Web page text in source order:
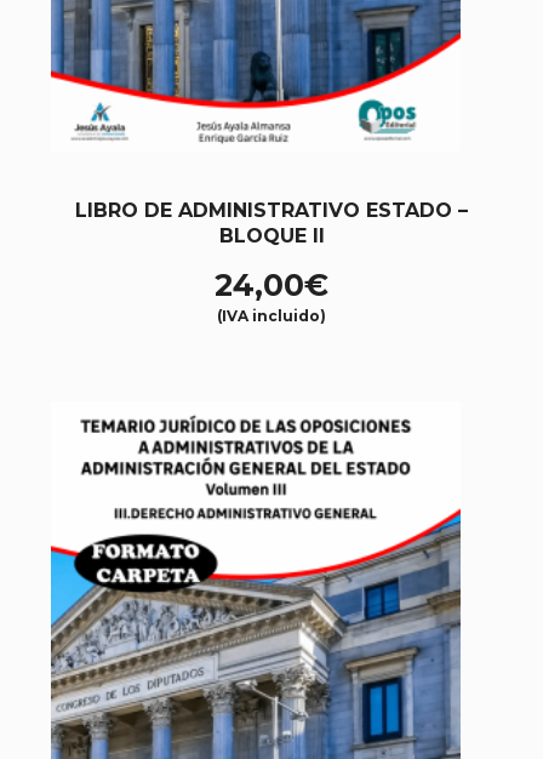
LIBRO DE ADMINISTRATIVO ESTADO –
BLOQUE II
24,00€
(IVA incluido)